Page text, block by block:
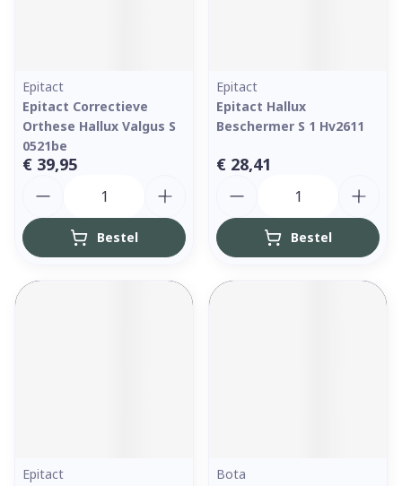
Epitact
Epitact Correctieve
Orthese Hallux Valgus S
0521be
€ 39,95
Bestel
Epitact
Epitact Hallux
Beschermer S 1 Hv2611
€ 28,41
Bestel
Epitact
Bota